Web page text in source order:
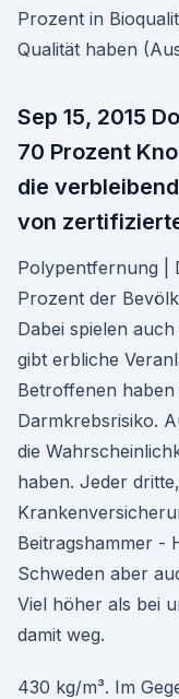
Prozent in
Qualität haben
Sep 15, 2015
70 Prozent
die
von
Polypentfernung |
Prozent der
Dabei spielen
gibt erbliche
Betroffenen
Darmkrebsrisiko.
die
haben. Jeder
Beitragshammer -
Schweden aber
Viel höher als bei
damit weg.
430 kg/m³. Im